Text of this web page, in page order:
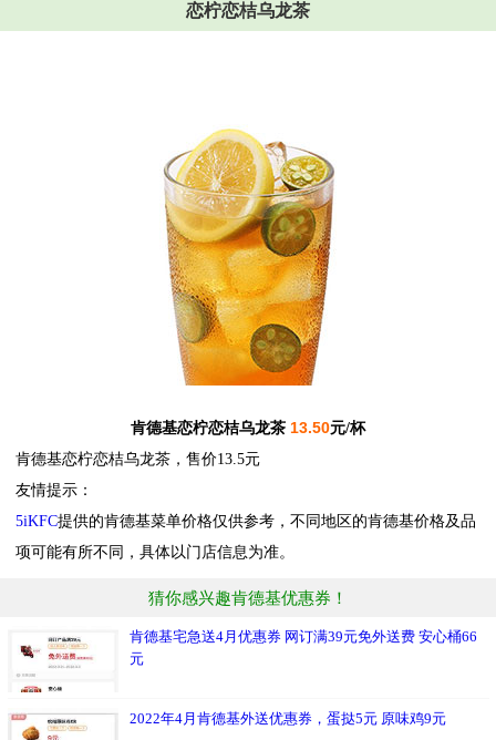
恋柠恋桔乌龙茶
肯德基恋柠恋桔乌龙茶 13.50元/杯
肯德基恋柠恋桔乌龙茶，售价13.5元
友情提示：
5iKFC提供的肯德基菜单价格仅供参考，不同地区的肯德基价格及品
项可能有所不同，具体以门店信息为准。
猜你感兴趣肯德基优惠券！
肯德基宅急送4月优惠券 网订满39元免外送费 安心桶66
元
2022年4月肯德基外送优惠券，蛋挞5元 原味鸡9元